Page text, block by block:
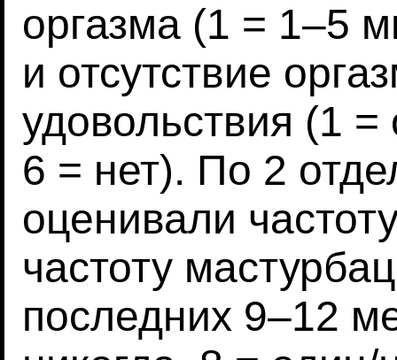
оргазма (1 = 1–5
и отсутствие
удовольствия (1 =
6 = нет). По 2
оценивали
частоту
последних 9–12